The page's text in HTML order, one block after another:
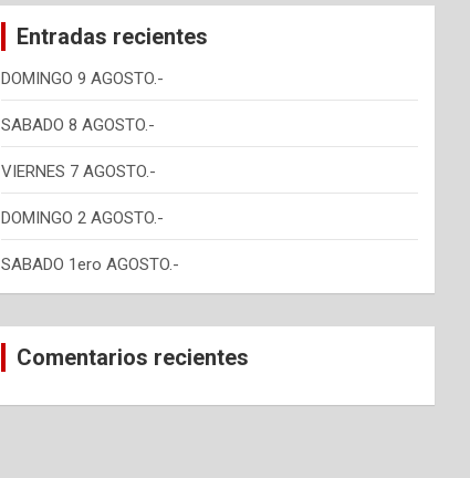
c
Entradas recientes
DOMINGO 9 AGOSTO.-
SABADO 8 AGOSTO.-
VIERNES 7 AGOSTO.-
DOMINGO 2 AGOSTO.-
SABADO 1ero AGOSTO.-
Comentarios recientes